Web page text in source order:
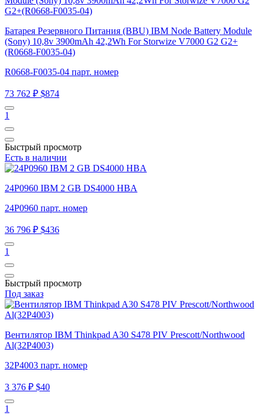
Батарея Резервного Питания (BBU) IBM Node Battery Module
(Sony) 10,8v 3900mAh 42,2Wh For Storwize V7000 G2 G2+
(R0668-F0035-04)
R0668-F0035-04 парт. номер
73 762 ₽ $874
1
Быстрый просмотр
Есть в наличии
24P0960 IBM 2 GB DS4000 HBA
24P0960 парт. номер
36 796 ₽ $436
1
Быстрый просмотр
Под заказ
Вентилятор IBM Thinkpad A30 S478 PIV Prescott/Northwood
Al(32P4003)
32P4003 парт. номер
3 376 ₽ $40
1